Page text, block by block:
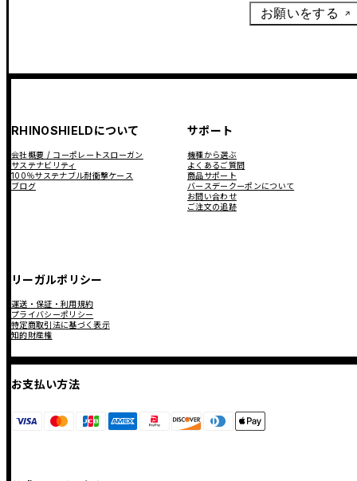
お願いをする
RHINOSHIELDについて
会社概要 / コーポレートスローガン
サステナビリティ
100％サステナブル耐衝撃ケース
ブログ
サポート
機種から選ぶ
よくあるご質問
商品サポート
バースデークーポンについて
お問い合わせ
ご注文の追跡
リーガルポリシー
運送・保証・利用規約
プライバシーポリシー
特定商取引法に基づく表示
知的財産権
お支払い方法